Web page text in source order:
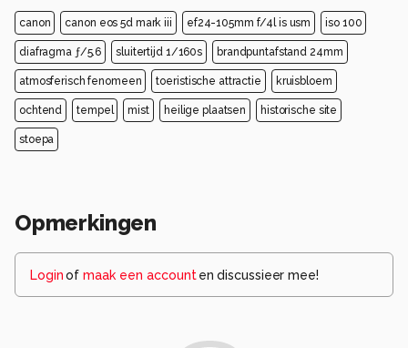
canon canon eos 5d mark iii ef24-105mm f/4l is usm iso 100
diafragma ƒ/5.6 sluitertijd 1/160s brandpuntafstand 24mm
atmosferisch fenomeen toeristische attractie kruisbloem
ochtend tempel mist heilige plaatsen historische site
stoepa
Opmerkingen
Loginof maak een account en discussieer mee!